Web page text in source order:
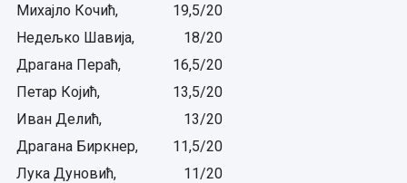
Михајло Кочић,
19,5/20
Недељко Шавија,
18/20
Драгана Пераћ,
16,5/20
Петар Којић,
13,5/20
Иван Делић,
13/20
Драгана Биркнер,
11,5/20
Лука Дуновић,
11/20